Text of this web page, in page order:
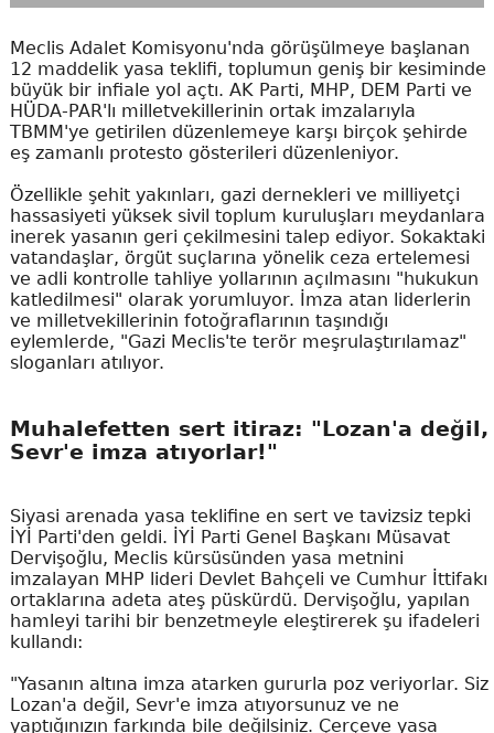
Meclis Adalet Komisyonu'nda görüşülmeye başlanan
12 maddelik yasa teklifi, toplumun geniş bir kesiminde
büyük bir infiale yol açtı. AK Parti, MHP, DEM Parti ve
HÜDA-PAR'lı milletvekillerinin ortak imzalarıyla
TBMM'ye getirilen düzenlemeye karşı birçok şehirde
eş zamanlı protesto gösterileri düzenleniyor.
Özellikle şehit yakınları, gazi dernekleri ve milliyetçi
hassasiyeti yüksek sivil toplum kuruluşları meydanlara
inerek yasanın geri çekilmesini talep ediyor. Sokaktaki
vatandaşlar, örgüt suçlarına yönelik ceza ertelemesi
ve adli kontrolle tahliye yollarının açılmasını "hukukun
katledilmesi" olarak yorumluyor. İmza atan liderlerin
ve milletvekillerinin fotoğraflarının taşındığı
eylemlerde, "Gazi Meclis'te terör meşrulaştırılamaz"
sloganları atılıyor.
Muhalefetten sert itiraz: "Lozan'a değil,
Sevr'e imza atıyorlar!"
Siyasi arenada yasa teklifine en sert ve tavizsiz tepki
İYİ Parti'den geldi. İYİ Parti Genel Başkanı Müsavat
Dervişoğlu, Meclis kürsüsünden yasa metnini
imzalayan MHP lideri Devlet Bahçeli ve Cumhur İttifakı
ortaklarına adeta ateş püskürdü. Dervişoğlu, yapılan
hamleyi tarihi bir benzetmeyle eleştirerek şu ifadeleri
kullandı:
"Yasanın altına imza atarken gururla poz veriyorlar. Siz
Lozan'a değil, Sevr'e imza atıyorsunuz ve ne
yaptığınızın farkında bile değilsiniz. Çerçeve yasa